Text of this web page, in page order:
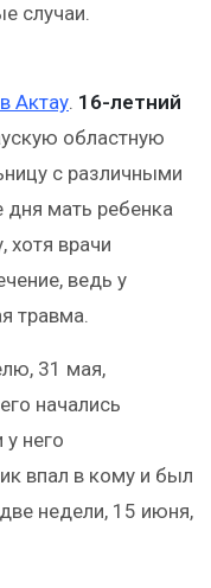
случаи.
Актау. 16-летний
областную
с различными
мать ребенка
хотя врачи
ведь у
травма.
31 мая,
начались
него
впал в кому и был
недели, 15 июня,